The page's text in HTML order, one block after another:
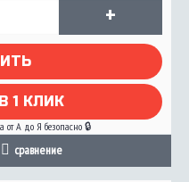
+
1 КЛИК
от А до Я безопасно 🔒
сравнение